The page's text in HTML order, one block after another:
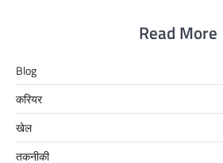
Read More
Blog
करियर
खेल
तकनीकी